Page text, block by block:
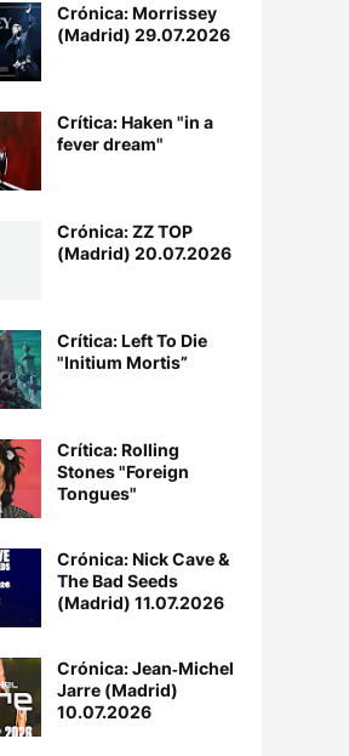
Crónica: Morrissey
(Madrid) 29.07.2026
Crítica: Haken "in a
fever dream"
Crónica: ZZ TOP
(Madrid) 20.07.2026
Crítica: Left To Die
"Initium Mortis”
Crítica: Rolling
Stones "Foreign
Tongues"
Crónica: Nick Cave &
The Bad Seeds
(Madrid) 11.07.2026
Crónica: Jean‐Michel
Jarre (Madrid)
10.07.2026